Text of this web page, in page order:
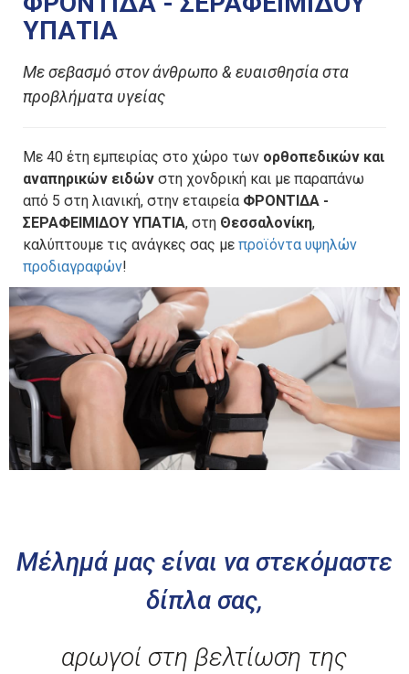
ΥΠΑΤΙΑ
Με σεβασμό στον άνθρωπο & ευαισθησία στα
προβλήματα υγείας
Με 40 έτη εμπειρίας στο χώρο των ορθοπεδικών και
αναπηρικών ειδών στη χονδρική και με παραπάνω
από 5 στη λιανική, στην εταιρεία ΦΡΟΝΤΙΔΑ -
ΣΕΡΑΦΕΙΜΙΔΟΥ ΥΠΑΤΙΑ, στη Θεσσαλονίκη,
καλύπτουμε τις ανάγκες σας με προϊόντα υψηλών
προδιαγραφών!
Μέλημά μας είναι να στεκόμαστε
δίπλα σας,
αρωγοί στη βελτίωση της